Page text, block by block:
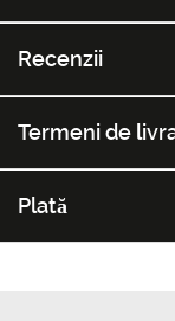
Recenzii
Termeni de
Plată